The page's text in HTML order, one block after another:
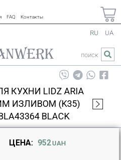
FAQ Контакты
RU UA
ПОИСК
КУХНИ LIDZ ARIA
ИЗЛИВОМ (K35)
BLACK
ЦЕНА: 952 UAH